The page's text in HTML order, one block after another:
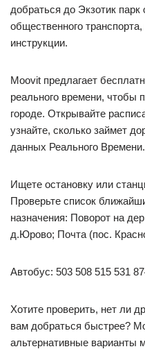
добраться до Экзотик
общественного
инструкции.
Moovit предлагает
реального времени, чтобы
городе. Открывайте
узнайте, сколько займет
данных Реального Времени.
Ищете остановку или
Проверьте список
назначения: Поворот на
д.Юрово; Почта (пос.
Автобус: 503 508 515 531
Хотите проверить, нет ли
вам добраться быстрее?
альтернативные варианты